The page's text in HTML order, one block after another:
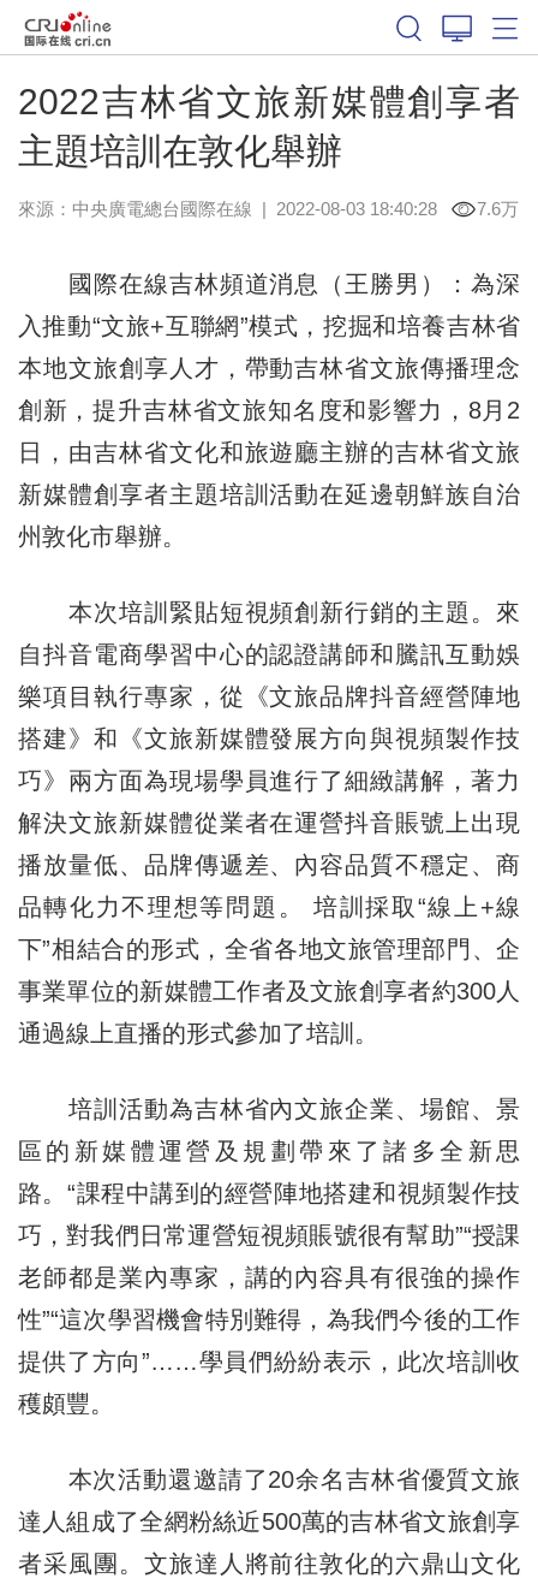
2022吉林省文旅新媒體創享者
主題培訓在敦化舉辦
來源：中央廣電總台國際在線 | 2022-08-03 18:40:28 7.6万
國際在線吉林頻道消息（王勝男）：為深
入推動“文旅+互聯網”模式，挖掘和培養吉林省
本地文旅創享人才，帶動吉林省文旅傳播理念
創新，提升吉林省文旅知名度和影響力，8月2
日，由吉林省文化和旅遊廳主辦的吉林省文旅
新媒體創享者主題培訓活動在延邊朝鮮族自治
州敦化市舉辦。
本次培訓緊貼短視頻創新行銷的主題。來
自抖音電商學習中心的認證講師和騰訊互動娛
樂項目執行專家，從《文旅品牌抖音經營陣地
搭建》和《文旅新媒體發展方向與視頻製作技
巧》兩方面為現場學員進行了細緻講解，著力
解決文旅新媒體從業者在運營抖音賬號上出現
播放量低、品牌傳遞差、內容品質不穩定、商
品轉化力不理想等問題。 培訓採取“線上+線
下”相結合的形式，全省各地文旅管理部門、企
事業單位的新媒體工作者及文旅創享者約300人
通過線上直播的形式參加了培訓。
培訓活動為吉林省內文旅企業、場館、景
區的新媒體運營及規劃帶來了諸多全新思
路。“課程中講到的經營陣地搭建和視頻製作技
巧，對我們日常運營短視頻賬號很有幫助”“授課
老師都是業內專家，講的內容具有很強的操作
性”“這次學習機會特別難得，為我們今後的工作
提供了方向”……學員們紛紛表示，此次培訓收
穫頗豐。
本次活動還邀請了20余名吉林省優質文旅
達人組成了全網粉絲近500萬的吉林省文旅創享
者采風團。文旅達人將前往敦化的六鼎山文化